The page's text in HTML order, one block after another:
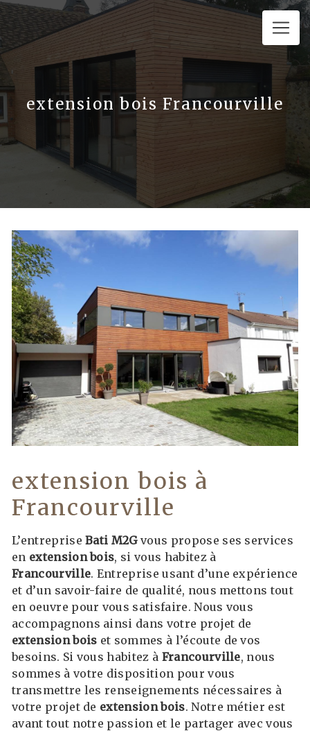
extension bois Francourville
extension bois à
Francourville
L’entrepriseBati M2Gvous propose ses services
en extension bois, si vous habitez à
Francourville. Entreprise usant d’une expérience
et d’un savoir-faire de qualité, nous mettons tout
en oeuvre pour vous satisfaire. Nous vous
accompagnons ainsi dans votre projet de
extension bois et sommes à l’écoute de vos
besoins. Si vous habitez à Francourville, nous
sommes à votre disposition pour vous
transmettre les renseignements nécessaires à
votre projet de extension bois. Notre métier est
avant tout notre passion et le partager avec vous
Panneau de gestion des cookies